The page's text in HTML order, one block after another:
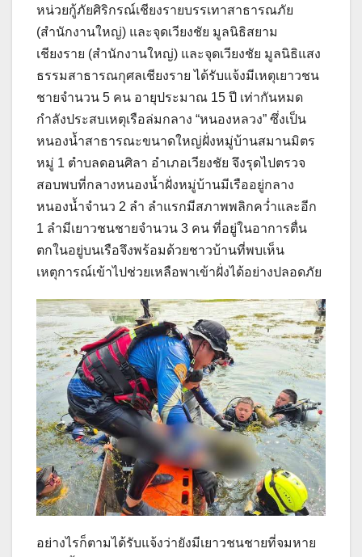
หน่วยกู้ภัยศิริกรณ์เชียงรายบรรเทาสาธารณภัย
(สำนักงานใหญ่) และจุดเวียงชัย มูลนิธิสยาม
เชียงราย (สำนักงานใหญ่) และจุดเวียงชัย มูลนิธิแสง
ธรรมสาธารณกุศลเชียงราย ได้รับแจ้งมีเหตุเยาวชน
ชายจำนวน 5 คน อายุประมาณ 15 ปี เท่ากันหมด
กำลังประสบเหตุเรือล่มกลาง “หนองหลวง” ซึ่งเป็น
หนองน้ำสาธารณะขนาดใหญ่ฝั่งหมู่บ้านสมานมิตร
หมู่ 1 ตำบลดอนศิลา อำเภอเวียงชัย จึงรุดไปตรวจ
สอบพบที่กลางหนองน้ำฝั่งหมู่บ้านมีเรืออยู่กลาง
หนองน้ำจำนว 2 ลำ ลำแรกมีสภาพพลิกคว่ำและอีก
1 ลำมีเยาวชนชายจำนวน 3 คน ที่อยู่ในอาการตื่น
ตกในอยู่บนเรือจึงพร้อมด้วยชาวบ้านที่พบเห็น
เหตุการณ์เข้าไปช่วยเหลือพาเข้าฝั่งได้อย่างปลอดภัย
อย่างไรก็ตามได้รับแจ้งว่ายังมีเยาวชนชายที่จมหาย